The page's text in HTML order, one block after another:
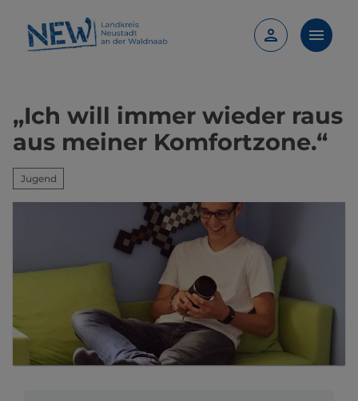
„Ich will immer wieder raus
aus meiner Komfortzone.“
Jugend